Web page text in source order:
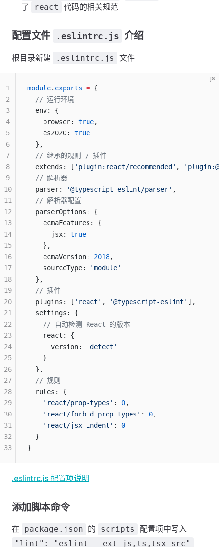
了
react 代码的相关规范
配置文件 .eslintrc.js 介绍
根目录新建 .eslintrc.js 文件
js
module. exports = {
  // 运行环境
  env: {
    browser:
true,
    es2020:
true
  },
  // 继承的规则 / 插件
  extends: [
'plugin:react/recommended' ,
  // 解析器
  parser:
'@typescript-eslint/parser' ,
  // 解析器配置
  parserOptions: {
    ecmaFeatures: {
      jsx:
true
    },
    ecmaVersion:
2018,
    sourceType:
'module'
  },
  // 插件
  plugins: [
'react' , '@typescript-eslint' ],
  settings: {
    // 自动检测 React 的版本
    react: {
      version:
'detect'
    }
  },
  // 规则
  rules: {
    'react/prop-types'
: 0,
    'react/forbid-prop-types'
: 0,
    'react/jsx-indent'
: 0
  }
}
1
2
3
4
5
6
7
8
9
10
11
12
13
14
15
16
17
18
19
20
21
22
23
24
25
26
27
28
29
30
31
32
33
.eslintrc.js 配置项说明
添加脚本命令
在 package.json 的 scripts 配置项中写入
"lint": "eslint --ext js,ts,tsx src"